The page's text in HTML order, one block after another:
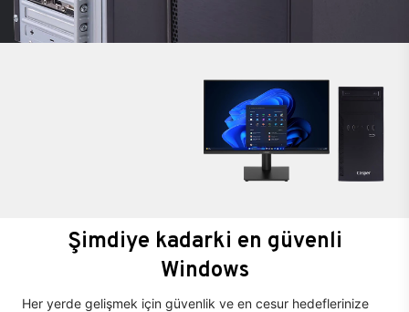
Şimdiye kadarki en güvenli
Windows
Her yerde gelişmek için güvenlik ve en cesur hedeflerinize